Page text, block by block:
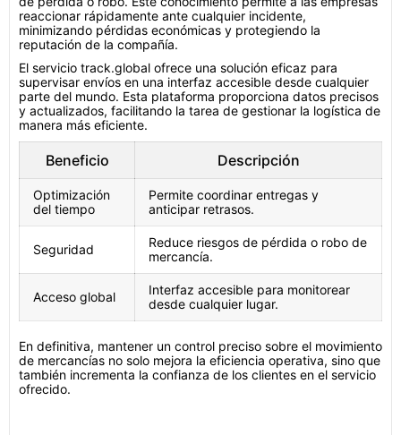
reaccionar rápidamente ante cualquier incidente,
minimizando pérdidas económicas y protegiendo la
reputación de la compañía.
El servicio track.global ofrece una solución eficaz para
supervisar envíos en una interfaz accesible desde cualquier
parte del mundo. Esta plataforma proporciona datos precisos
y actualizados, facilitando la tarea de gestionar la logística de
manera más eficiente.
Beneficio Descripción
Optimización
del tiempo
Permite coordinar entregas y
anticipar retrasos.
Seguridad
Reduce riesgos de pérdida o robo de
mercancía.
Acceso global
Interfaz accesible para monitorear
desde cualquier lugar.
En definitiva, mantener un control preciso sobre el movimiento
de mercancías no solo mejora la eficiencia operativa, sino que
también incrementa la confianza de los clientes en el servicio
ofrecido.